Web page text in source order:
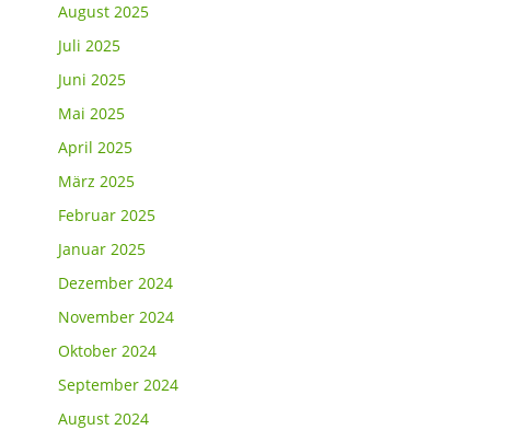
August 2025
Juli 2025
Juni 2025
Mai 2025
April 2025
März 2025
Februar 2025
Januar 2025
Dezember 2024
November 2024
Oktober 2024
September 2024
August 2024